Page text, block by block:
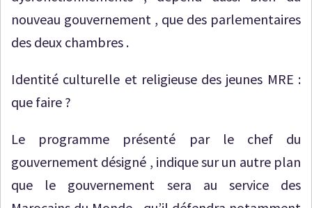
nouveau gouvernement , que des parlementaires
des deux chambres .
Identité culturelle et religieuse des jeunes MRE :
que faire ?
Le programme présenté par le chef du
gouvernement désigné , indique sur un autre plan
que le gouvernement sera au service des